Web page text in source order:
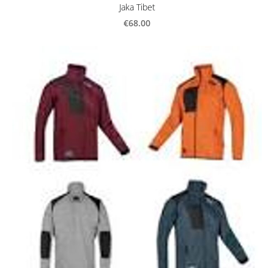
Jaka Tibet
€68.00